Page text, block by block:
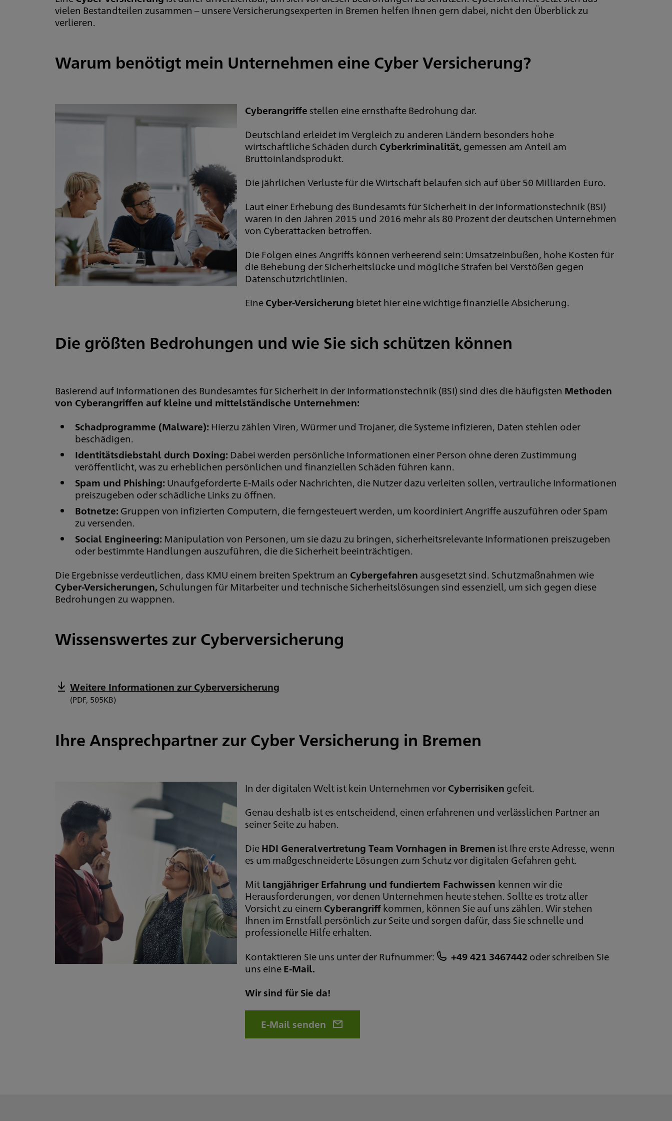
vielen Bestandteilen zusammen – unsere Versicherungsexperten in Bremen helfen Ihnen gern dabei, nicht den Überblick zu
verlieren.
Warum benötigt mein Unternehmen eine Cyber Versicherung?
Cyberangriffe stellen eine ernsthafte Bedrohung dar.
Deutschland erleidet im Vergleich zu anderen Ländern besonders hohe
wirtschaftliche Schäden durch Cyberkriminalität, gemessen am Anteil am
Bruttoinlandsprodukt.
Die jährlichen Verluste für die Wirtschaft belaufen sich auf über 50 Milliarden Euro.
Laut einer Erhebung des Bundesamts für Sicherheit in der Informationstechnik (BSI)
waren in den Jahren 2015 und 2016 mehr als 80 Prozent der deutschen Unternehmen
von Cyberattacken betroffen.
Die Folgen eines Angriffs können verheerend sein: Umsatzeinbußen, hohe Kosten für
die Behebung der Sicherheitslücke und mögliche Strafen bei Verstößen gegen
Datenschutzrichtlinien.
EineCyber-Versicherung bietet hier eine wichtige finanzielle Absicherung.
Die größten Bedrohungen und wie Sie sich schützen können
Basierend auf Informationen des Bundesamtes für Sicherheit in der Informationstechnik (BSI) sind dies die häufigsten Methoden
von Cyberangriffen auf kleine und mittelständische Unternehmen:
Schadprogramme (Malware): Hierzu zählen Viren, Würmer und Trojaner, die Systeme infizieren, Daten stehlen oder
beschädigen.
Identitätsdiebstahl durch Doxing: Dabei werden persönliche Informationen einer Person ohne deren Zustimmung
veröffentlicht, was zu erheblichen persönlichen und finanziellen Schäden führen kann.
Spam und Phishing: Unaufgeforderte E-Mails oder Nachrichten, die Nutzer dazu verleiten sollen, vertrauliche Informationen
preiszugeben oder schädliche Links zu öffnen.
Botnetze: Gruppen von infizierten Computern, die ferngesteuert werden, um koordiniert Angriffe auszuführen oder Spam
zu versenden.
Social Engineering: Manipulation von Personen, um sie dazu zu bringen, sicherheitsrelevante Informationen preiszugeben
oder bestimmte Handlungen auszuführen, die die Sicherheit beeinträchtigen.
Die Ergebnisse verdeutlichen, dass KMU einem breiten Spektrum an Cybergefahren ausgesetzt sind. Schutzmaßnahmen wie
Cyber-Versicherungen, Schulungen für Mitarbeiter und technische Sicherheitslösungen sind essenziell, um sich gegen diese
Bedrohungen zu wappnen.
Wissenswertes zur Cyberversicherung
Weitere Informationen zur Cyberversicherung
(PDF, 505KB)
Ihre Ansprechpartner zur Cyber Versicherung in Bremen
In der digitalen Welt ist kein Unternehmen vorCyberrisiken gefeit.
Genau deshalb ist es entscheidend, einen erfahrenen und verlässlichen Partner an
seiner Seite zu haben.
DieHDI Generalvertretung Team Vornhagen in Bremen ist Ihre erste Adresse, wenn
es um maßgeschneiderte Lösungen zum Schutz vor digitalen Gefahren geht.
Mitlangjähriger Erfahrung und fundiertem Fachwissen kennen wir die
Herausforderungen, vor denen Unternehmen heute stehen. Sollte es trotz aller
Vorsicht zu einem Cyberangriffkommen, können Sie auf uns zählen. Wir stehen
Ihnen im Ernstfall persönlich zur Seite und sorgen dafür, dass Sie schnelle und
professionelle Hilfe erhalten.
Kontaktieren Sie uns unter der Rufnummer:
+49 421 3467442 oder schreiben Sie
uns eineE-Mail.
Wir sind für Sie da!
E-Mail senden